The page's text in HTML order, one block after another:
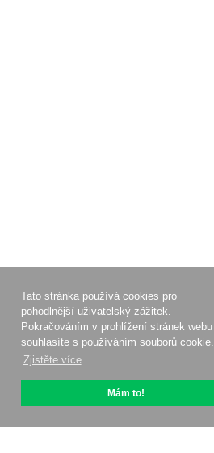
Tato stránka používá cookies pro
pohodlnější uživatelský zážitek.
Pokračováním v prohlížení stránek webu
souhlasíte s používáním souborů cookie.
Zjistěte více
Mám to!